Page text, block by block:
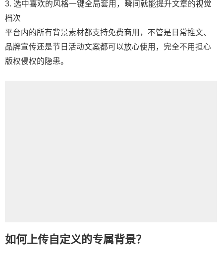
3. 选中喜欢的风格一键全局套用，瞬间就能提升文章的视觉
档次
平台内的所有背景素材都支持免费商用，不管是日常推文、
品牌宣传还是节日活动文案都可以放心使用，完全不用担心
版权侵权的隐患。
如何上传自定义的专属背景？